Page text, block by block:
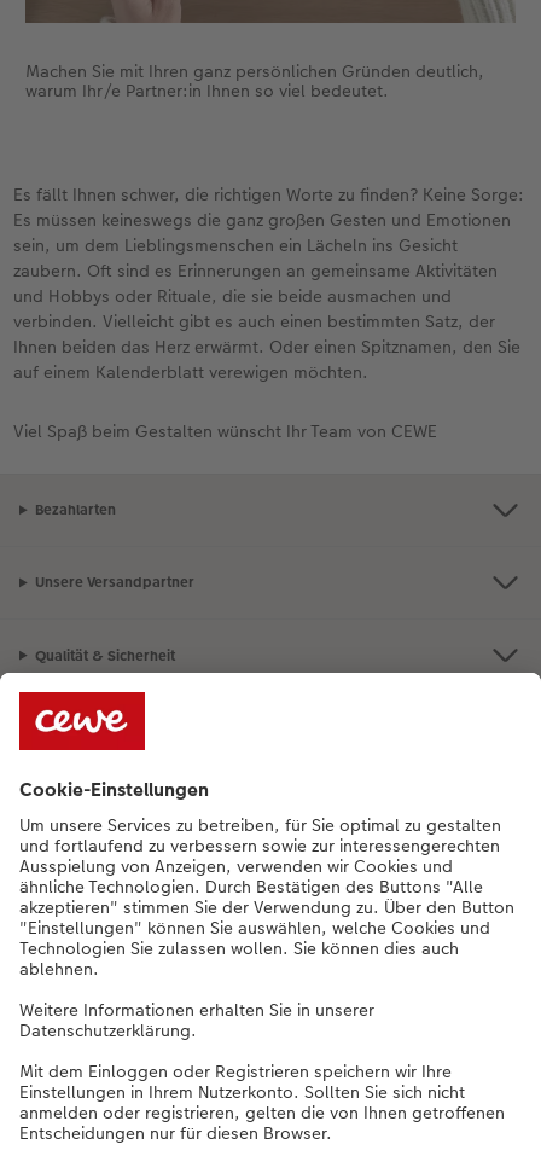
Machen Sie mit Ihren ganz persönlichen Gründen deutlich,
warum Ihr/e Partner:in Ihnen so viel bedeutet.
Es fällt Ihnen schwer, die richtigen Worte zu finden? Keine Sorge:
Es müssen keineswegs die ganz großen Gesten und Emotionen
sein, um dem Lieblingsmenschen ein Lächeln ins Gesicht
zaubern. Oft sind es Erinnerungen an gemeinsame Aktivitäten
und Hobbys oder Rituale, die sie beide ausmachen und
verbinden. Vielleicht gibt es auch einen bestimmten Satz, der
Ihnen beiden das Herz erwärmt. Oder einen Spitznamen, den Sie
auf einem Kalenderblatt verewigen möchten.
Viel Spaß beim Gestalten wünscht Ihr Team von CEWE
Bezahlarten
Unsere Versandpartner
Qualität & Sicherheit
Nachhaltigkeit bei CEWE
Service
Unternehmen
Sortiment
Weitere Produkte